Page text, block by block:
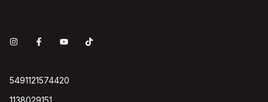
5491121574420
1138029151